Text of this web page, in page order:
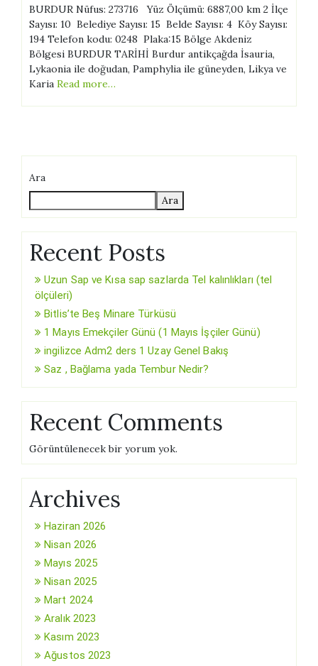
BURDUR Nüfus: 273716 Yüz Ölçümü: 6887,00 km 2 İlçe
Sayısı: 10 Belediye Sayısı: 15 Belde Sayısı: 4 Köy Sayısı:
194 Telefon kodu: 0248 Plaka:15 Bölge Akdeniz
Bölgesi BURDUR TARİHİ Burdur antikçağda İsauria,
Lykaonia ile doğudan, Pamphylia ile güneyden, Likya ve
Karia Read more…
Ara
Ara
Recent Posts
Uzun Sap ve Kısa sap sazlarda Tel kalınlıkları (tel
ölçüleri)
Bitlis’te Beş Minare Türküsü
1 Mayıs Emekçiler Günü (1 Mayıs İşçiler Günü)
ingilizce Adm2 ders 1 Uzay Genel Bakış
Saz , Bağlama yada Tembur Nedir?
Recent Comments
Görüntülenecek bir yorum yok.
Archives
Haziran 2026
Nisan 2026
Mayıs 2025
Nisan 2025
Mart 2024
Aralık 2023
Kasım 2023
Ağustos 2023